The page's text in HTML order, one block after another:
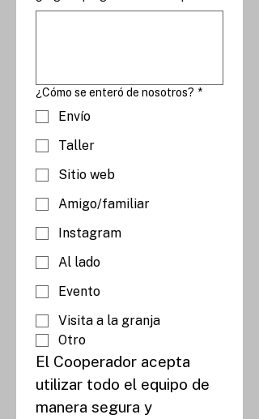
¿Cómo se enteró de nosotros? *
Envío
Taller
Sitio web
Amigo/familiar
Instagram
Al lado
Evento
Visita a la granja
Otro
El Cooperador acepta
utilizar todo el equipo de
manera segura y